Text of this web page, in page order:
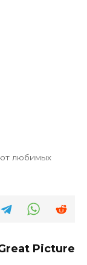
любимых
Picture